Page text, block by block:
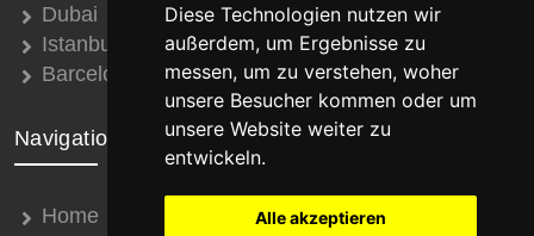
Diese Technologien nutzen wir
außerdem, um Ergebnisse zu
messen, um zu verstehen, woher
unsere Besucher kommen oder um
unsere Website weiter zu
entwickeln.
Alle akzeptieren
Dubai
Istanbul
Barcelona
Navigation
Home